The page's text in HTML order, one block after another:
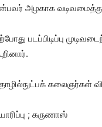
அழகாக
படப்பிடிப்பு
கலைஞர்கள்
; கருணாஸ்